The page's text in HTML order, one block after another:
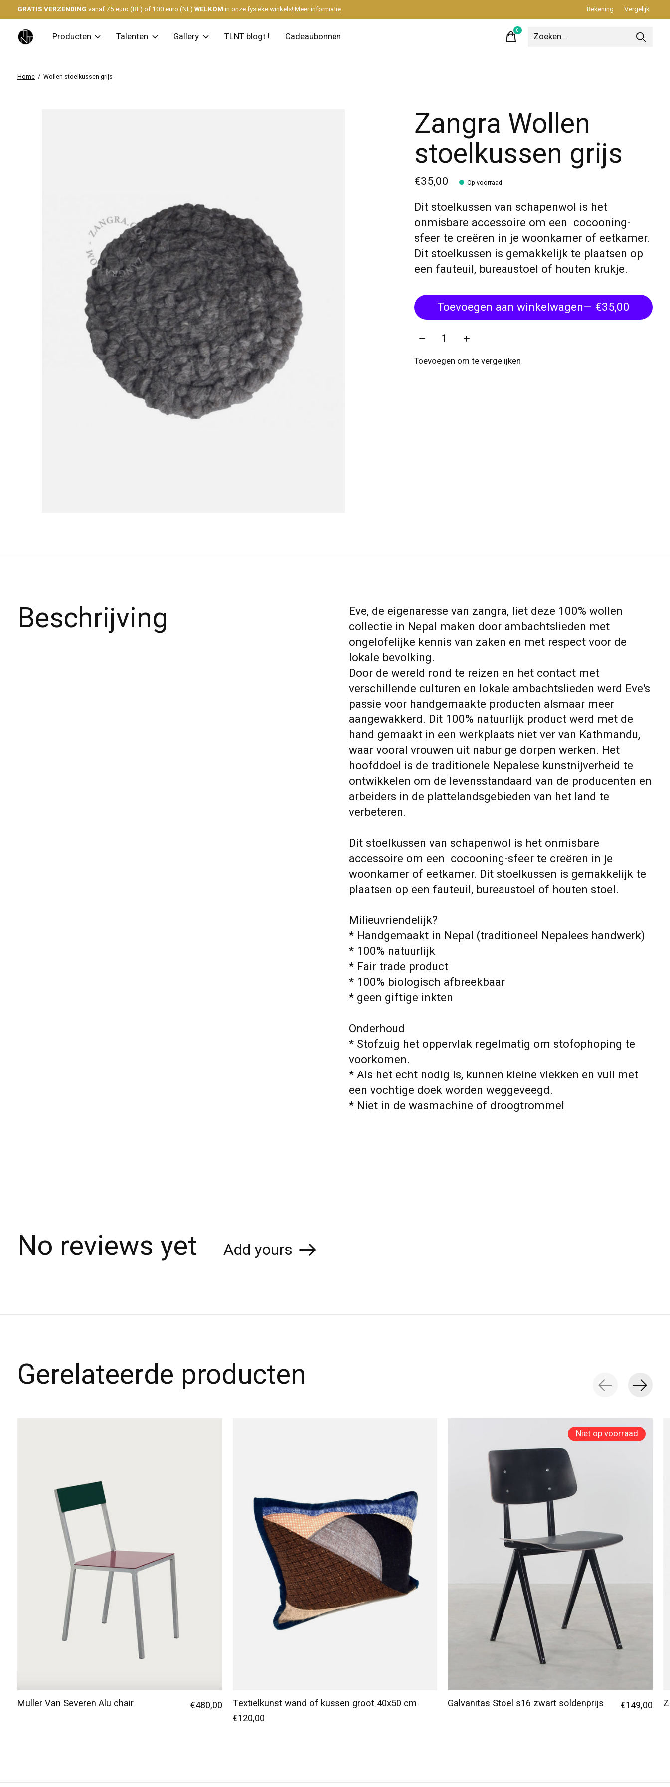
GRATIS VERZENDING vanaf 75 euro (BE) of 100 euro (NL) WELKOM in onze fysieke winkels!Meer informatie Rekening Vergelijk
Producten Talenten Gallery TLNT blogt ! Cadeaubonnen
0items
Home / Wollen stoelkussen grijs
Zangra Wollen
stoelkussen grijs
€35,00 Op voorraad
Dit stoelkussen van schapenwol is het
onmisbare accessoire om een ​​ cocooning-
sfeer te creëren in je woonkamer of eetkamer.
Dit stoelkussen is gemakkelijk te plaatsen op
een fauteuil, bureaustoel of houten krukje.
Toevoegen aan winkelwagen
— €35,00
Aantal:
Toevoegen om te vergelijken
Beschrijving
Eve, de eigenaresse van zangra, liet deze 100% wollen
collectie in Nepal maken door ambachtslieden met
ongelofelijke kennis van zaken en met respect voor de
lokale bevolking.
Door de wereld rond te reizen en het contact met
verschillende culturen en lokale ambachtslieden werd Eve's
passie voor handgemaakte producten alsmaar meer
aangewakkerd. Dit 100% natuurlijk product werd met de
hand gemaakt in een werkplaats niet ver van Kathmandu,
waar vooral vrouwen uit naburige dorpen werken. Het
hoofddoel is de traditionele Nepalese kunstnijverheid te
ontwikkelen om de levensstandaard van de producenten en
arbeiders in de plattelandsgebieden van het land te
verbeteren.
Dit stoelkussen van schapenwol is het onmisbare
accessoire om een ​​ cocooning-sfeer te creëren in je
woonkamer of eetkamer. Dit stoelkussen is gemakkelijk te
plaatsen op een fauteuil, bureaustoel of houten stoel.
Milieuvriendelijk?
* Handgemaakt in Nepal (traditioneel Nepalees handwerk)
* 100% natuurlijk
* Fair trade product
* 100% biologisch afbreekbaar
* geen giftige inkten
Onderhoud
* Stofzuig het oppervlak regelmatig om stofophoping te
voorkomen.
* Als het echt nodig is, kunnen kleine vlekken en vuil met
een vochtige doek worden weggeveegd.
* Niet in de wasmachine of droogtrommel
No reviews yet Add yours
Gerelateerde producten
Muller Van Severen Alu chair €480,00
Textielkunst wand of kussen groot 40x50 cm
€120,00
Niet op voorraad
Galvanitas Stoel s16 zwart soldenprijs €149,00